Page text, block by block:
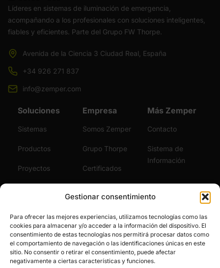
Gestionar consentimiento
Para ofrecer las mejores experiencias, utilizamos tecnologías como las
cookies para almacenar y/o acceder a la información del dispositivo. El
consentimiento de estas tecnologías nos permitirá procesar datos como
el comportamiento de navegación o las identificaciones únicas en este
sitio. No consentir o retirar el consentimiento, puede afectar
negativamente a ciertas características y funciones.
Líderes en sistemas de iluminación de emergencia,
acompañando a los profesionales con soluciones inteligentes,
fiables y eficientes. Parte del Grupo FW Thorpe.
Avenida de la Ciencia 3 Ciudad Real, España
+34 926 271 837
info@zemper.com
Soluciones
Sistemas
Productos
Proyectos
Empresa
Somos Zemper
Grupo Thorpe
Certificados
Únete al Equipo
Más Zemper
Contacto
Sistema de
Información